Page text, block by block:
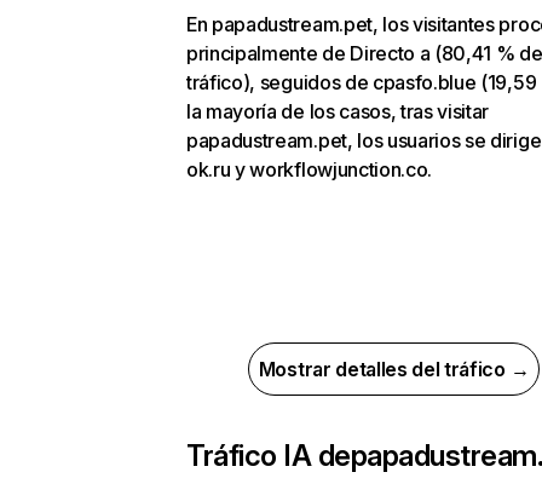
En papadustream.pet, los visitantes
principalmente de Directo a (80,41 % de
tráfico), seguidos de cpasfo.blue (19,59
la mayoría de los casos, tras visitar
papadustream.pet, los usuarios se
ok.ru y workflowjunction.co.
Mostrar detalles del tráfico →
Tráfico IA de